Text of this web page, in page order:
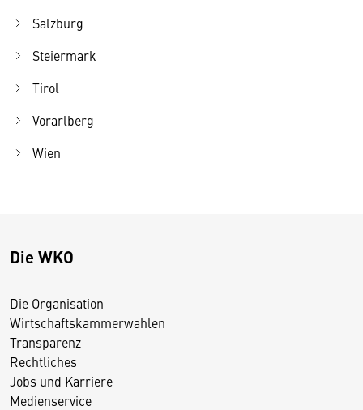
Salzburg
Steiermark
Tirol
Vorarlberg
Wien
Die WKO
Die Organisation
Wirtschaftskammerwahlen
Transparenz
Rechtliches
Jobs und Karriere
Medienservice